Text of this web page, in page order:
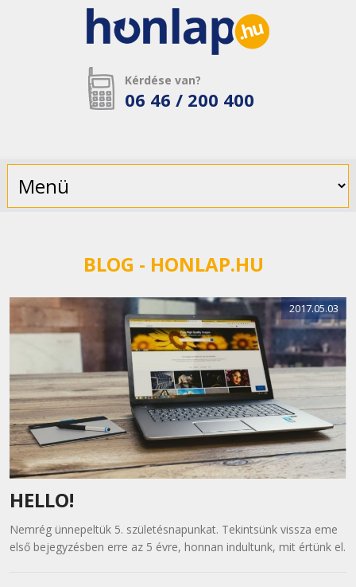
Kérdése van?
06 46 / 200 400
BLOG - HONLAP.HU
2017.05.03
HELLO!
Nemrég ünnepeltük 5. születésnapunkat. Tekintsünk vissza eme
első bejegyzésben erre az 5 évre, honnan indultunk, mit értünk el.